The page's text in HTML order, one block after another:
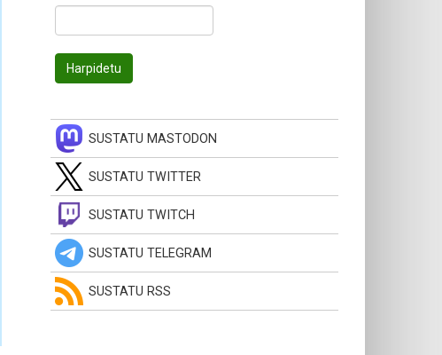
SUSTATU MASTODON
SUSTATU TWITTER
SUSTATU TWITCH
SUSTATU TELEGRAM
SUSTATU RSS